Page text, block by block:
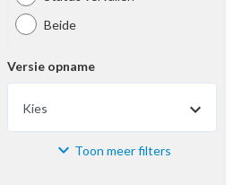
Beide
Versie opname
Kies
Materiaal Toon meer filters